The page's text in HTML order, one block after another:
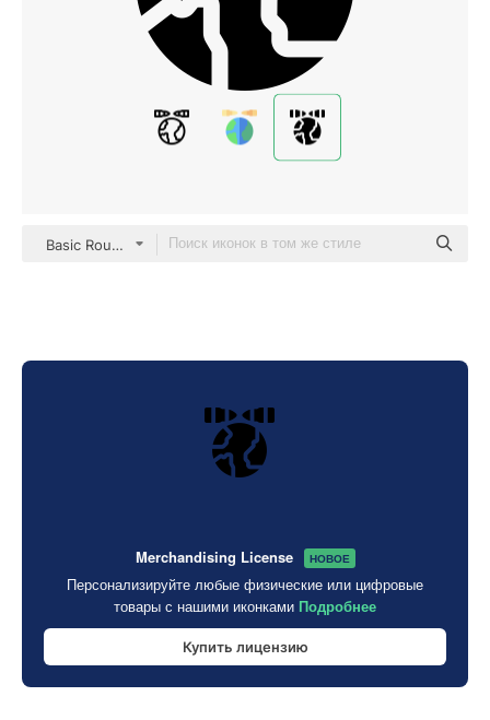
Basic Rounded Filled
Merchandising License НОВОЕ
Персонализируйте любые физические или цифровые
товары с нашими иконками Подробнее
Купить лицензию